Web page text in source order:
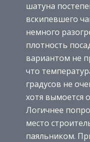
шатуна
вскипевшего
немного
плотность
вариантом не
что
градусов не
хотя вымоется
Логичнее
место
паяльником.